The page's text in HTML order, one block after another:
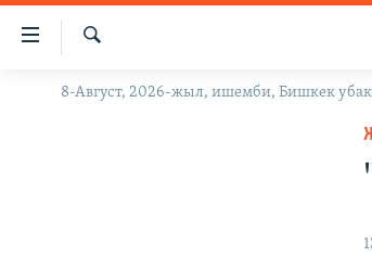
Линктер
Мазмунга
Навигацияга
ЖАҢЫЛЫКТАР
Издөө
8-Август, 2026-жыл, ишемби, Бишкек